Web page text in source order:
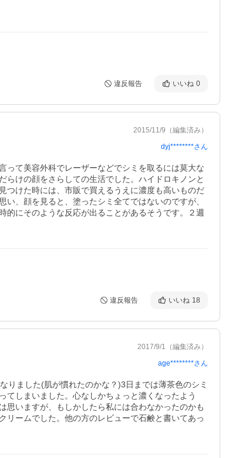
違反報告 いいね 0
2015/11/9 （編集済み）
dyj********さん
って美容外科でレーザーなどでシミを取るには莫大な
けの顔をさらしての生活でした。ハイドロキノンと
つけた時には、市販で買えるうえに濃度も高いものだ
、顔を見ると、塗ったシミ全てではないのですが、
にそのような反応が出ることがあるそうです。２週
違反報告 いいね 18
2017/9/1 （編集済み）
age********さん
りました(肌が慣れたのかな？)3日までは薄茶色のシミ
しまいました。心なしかちょっと濃くなったよう
いますが、もしかしたら私には合わなかったのかも
リームでした。他の方のレビューで石鹸と書いてあっ